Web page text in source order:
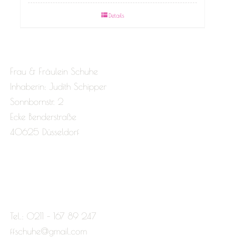
Details
Frau & Fräulein Schuhe
Inhaberin: Judith Schipper
Sonnbornstr. 2
Ecke Benderstraße
40625 Düsseldorf
Tel.: 0211 – 167 89 247
ffschuhe@gmail.com